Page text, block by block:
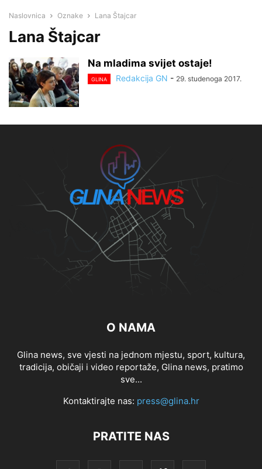
Naslovnica Oznake Lana Štajcar
Lana Štajcar
Na mladima svijet ostaje!
GLINA Redakcija GN - 29. studenoga 2017.
O NAMA
Glina news, sve vjesti na jednom mjestu, sport, kultura,
tradicija, običaji i video reportaže, Glina news, pratimo
sve...
Kontaktirajte nas: press@glina.hr
PRATITE NAS